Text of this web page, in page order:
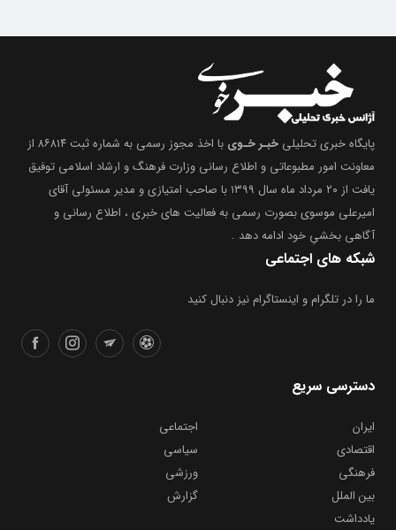
پایگاه خبری تحلیلی خبـر خـوی
با اخذ مجوز رسمی به شماره ثبت ۸۶۸۱۴ از
معاونت امور مطبوعاتی و اطلاع رسانی وزارت فرهنگ و ارشاد اسلامی توفیق
یافت از ۲۰ مرداد ماه سال ۱۳۹۹ با صاحب امتیازی و مدیر مسئولی آقای
امیرعلی موسوی بصورت رسمی به فعالیت های خبری ، اطلاع رسانی و
آگاهی بخشیِ خود ادامه دهد .
شبکه های اجتماعی
ما را در تلگرام و اینستاگرام نیز دنبال کنید
دسترسی سریع
ایران
اجتماعی
اقتصادی
سیاسی
فرهنگی
ورزشی
بین الملل
گزارش
یادداشت